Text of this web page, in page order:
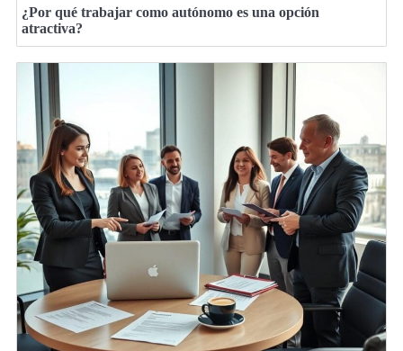
¿Por qué trabajar como autónomo es una opción
atractiva?